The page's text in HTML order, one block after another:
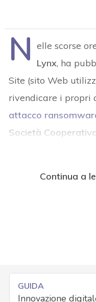
N elle scorse
Lynx, ha
Site (sito Web
rivendicare i propri
attacco
Società
Continua a
GUIDA
Innovazione